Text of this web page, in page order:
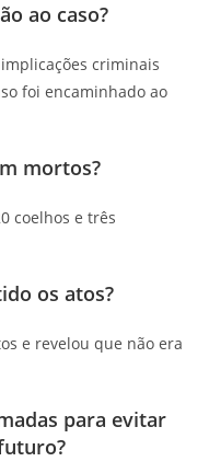
ao caso?
criminais
foi encaminhado ao
mortos?
coelhos e três
os atos?
e revelou que não era
para evitar